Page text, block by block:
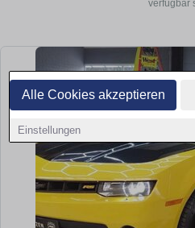
Alle Cookies akzeptieren
Einstellungen
verfügbar